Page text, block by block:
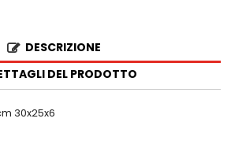
DESCRIZIONE
DEL PRODOTTO
30x25x6